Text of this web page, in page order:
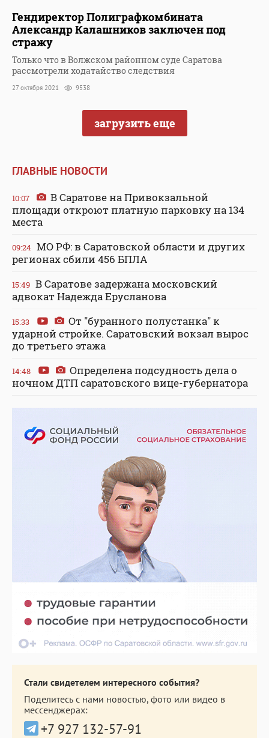
Гендиректор Полиграфкомбината
Александр Калашников заключен под
стражу
Только что в Волжском районном суде Саратова
рассмотрели ходатайство следствия
27 октября 2021 9538
загрузить еще
ГЛАВНЫЕ НОВОСТИ
10:07
В Саратове на Привокзальной
площади откроют платную парковку на 134
места
09:24 МО РФ: в Саратовской области и других
регионах сбили 456 БПЛА
15:49 В Саратове задержана московский
адвокат Надежда Ерусланова
15:33
От "буранного полустанка" к
ударной стройке. Саратовский вокзал вырос
до третьего этажа
14:48
Определена подсудность дела о
ночном ДТП саратовского вице-губернатора
Стали свидетелем интересного события?
Поделитесь с нами новостью, фото или видео в
мессенджерах:
+7 927 132-57-91